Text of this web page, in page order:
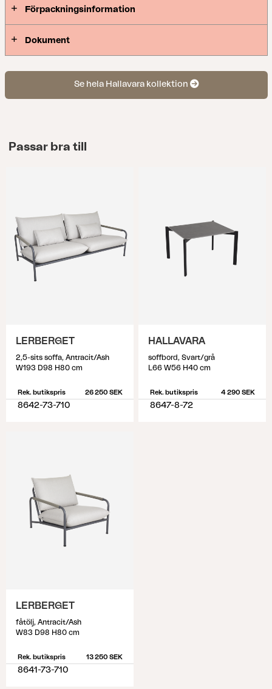
Förpackningsinformation
Dokument
Se hela Hallavara kollektion
Passar bra till
LERBERGET
2,5-sits soffa, Antracit/Ash
W193 D98 H80 cm
Rek. butikspris 26 250 SEK
8642-73-710
HALLAVARA
soffbord, Svart/grå
L66 W56 H40 cm
Rek. butikspris 4 290 SEK
8647-8-72
LERBERGET
fåtölj, Antracit/Ash
W83 D98 H80 cm
Rek. butikspris 13 250 SEK
8641-73-710